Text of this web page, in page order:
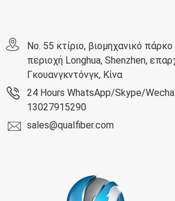
No. 55 κτίριο, βιομηχανικό
περιοχή Longhua, Shenzhen,
Γκουανγκντόνγκ, Κίνα
24 Hours WhatsApp/Skype/
13027915290
sales@qualfiber.com